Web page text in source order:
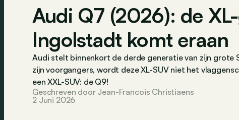
Audi Q7 (2026): de
Ingolstadt komt eraan
Audi stelt binnenkort de derde generatie van zijn grote
zijn voorgangers, wordt deze XL-SUV niet het
een XXL-SUV: de Q9!
Geschreven door Jean-Francois Christiaens
2 Juni 2026